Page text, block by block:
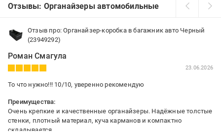
Отзывы: Органайзеры автомобильные
Отзыв про: Органайзер-коробка в багажник авто Черный
(23949292)
Роман Смагула
23.06.2026
То что нужно!!! 10/10, уверенно рекомендую
Преимущества:
Очень крепкие и качественные органайзеры. Надёжные толстые
стенки, плотный материал, куча карманов и компактно
складывается.